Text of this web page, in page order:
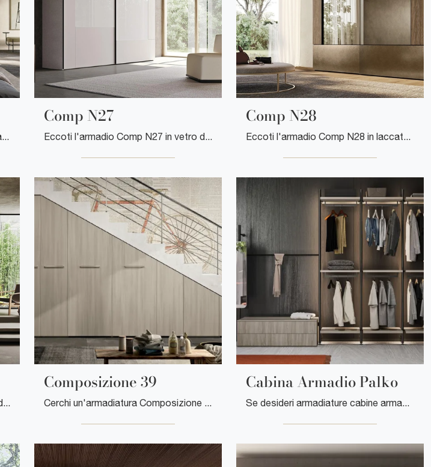
Comp N27 Comp N28
Se desideri una camera da letto arredata al meglio, scegli l'armadio Comp N29 con ante scorrevoli di Mobilgam!
Composizione 39
Cerchi un'armadiatura Composizione 39 Ferrimobili? Clicca subito! Gli armadi su misura con ante battenti ti attendono.
Cabina Armadio Palko
Se desideri armadiature cabine armadio con ante scorrevoli, clicca e scopri l'armadio Cabina Armadio Palko di Clever in metallo.